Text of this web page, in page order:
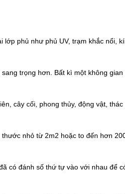
lớp phủ như phủ UV, trạm khắc nổi,
trọng hơn. Bất kì một không gian
cây cối, phong thủy, động vật, thác
nhỏ từ 2m2 hoặc to đến hơn
có đánh số thứ tự vào với nhau để